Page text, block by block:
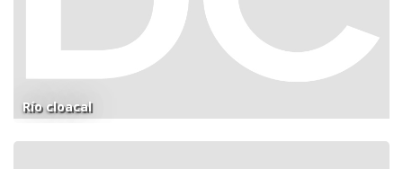
Río cloacal